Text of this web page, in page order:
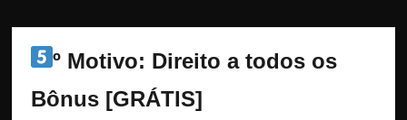
º Motivo: Direito a todos os
Bônus [GRÁTIS]